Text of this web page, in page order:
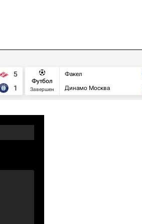
5
1
Футбол
Завершен
Факел
Динамо Москва